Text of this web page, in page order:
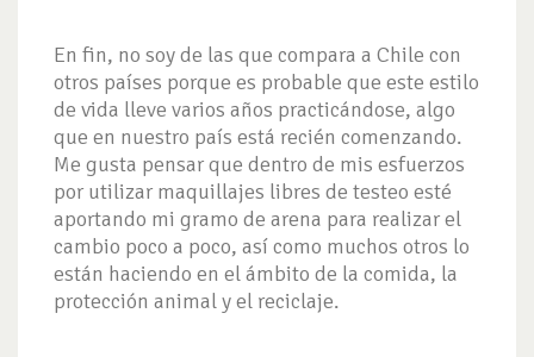
En fin, no soy de las que compara a Chile con
otros países porque es probable que este estilo
de vida lleve varios años practicándose, algo
que en nuestro país está recién comenzando.
Me gusta pensar que dentro de mis esfuerzos
por utilizar maquillajes libres de testeo esté
aportando mi gramo de arena para realizar el
cambio poco a poco, así como muchos otros lo
están haciendo en el ámbito de la comida, la
protección animal y el reciclaje.